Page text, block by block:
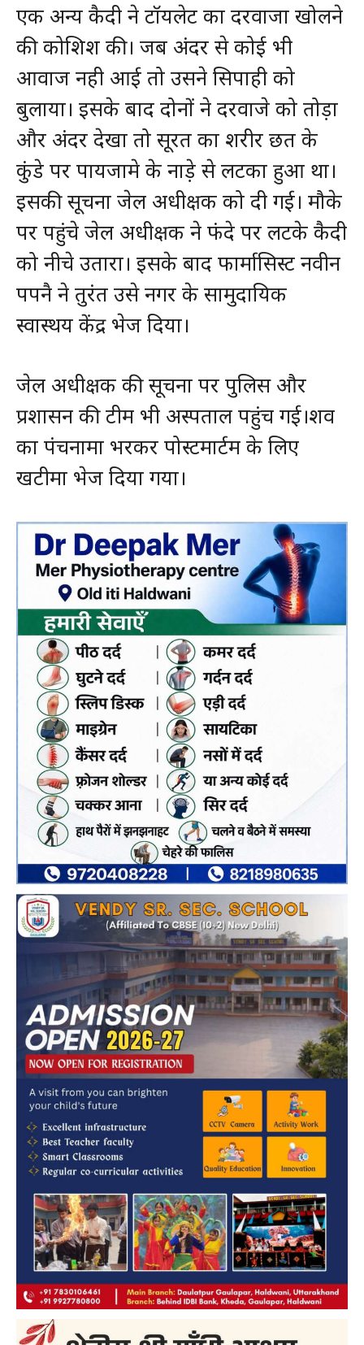
एक अन्य कैदी ने टॉयलेट का दरवाजा खोलने
की कोशिश की। जब अंदर से कोई भी
आवाज नही आई तो उसने सिपाही को
बुलाया। इसके बाद दोनों ने दरवाजे को तोड़ा
और अंदर देखा तो सूरत का शरीर छत के
कुंडे पर पायजामे के नाड़े से लटका हुआ था।
इसकी सूचना जेल अधीक्षक को दी गई। मौके
पर पहुंचे जेल अधीक्षक ने फंदे पर लटके कैदी
को नीचे उतारा। इसके बाद फार्मासिस्ट नवीन
पपनै ने तुरंत उसे नगर के सामुदायिक
स्वास्थय केंद्र भेज दिया।
जेल अधीक्षक की सूचना पर पुलिस और
प्रशासन की टीम भी अस्पताल पहुंच गई।शव
का पंचनामा भरकर पोस्टमार्टम के लिए
खटीमा भेज दिया गया।